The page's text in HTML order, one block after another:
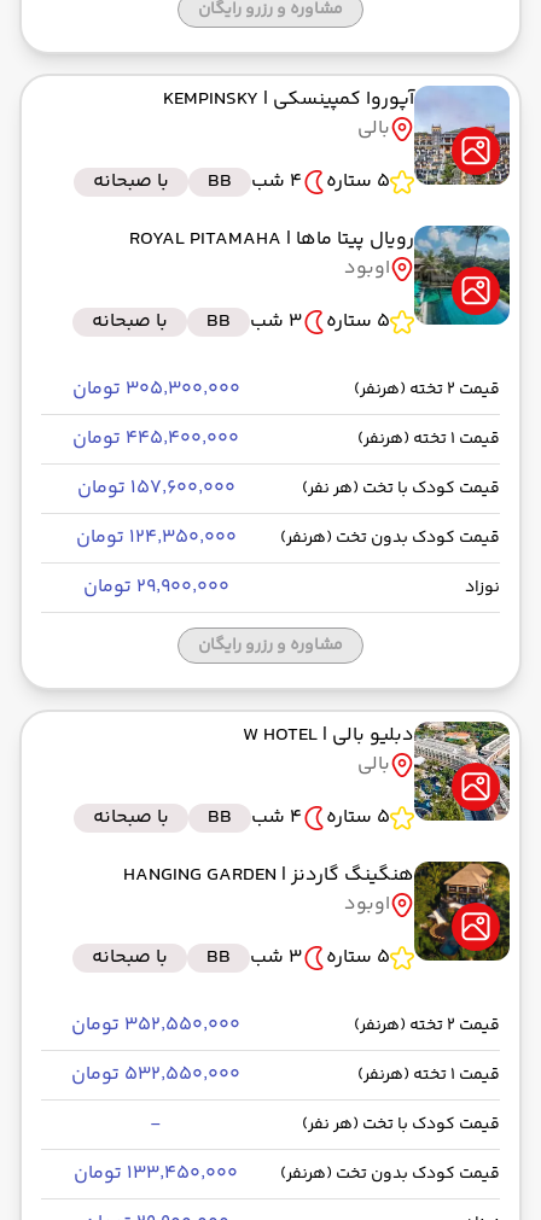
مشاوره و رزرو رایگان
آپوروا کمپینسکی | KEMPINSKY
بالی
5 ستاره
4 شب BB
با صبحانه
رویال پیتا ماها | ROYAL PITAMAHA
اوبود
5 ستاره
3 شب BB با صبحانه
قیمت 2 تخته (هرنفر) ۳۰۵٬۳۰۰٬۰۰۰ تومان
قیمت 1 تخته (هرنفر) ۴۴۵٬۴۰۰٬۰۰۰ تومان
قیمت کودک با تخت (هر نفر) ۱۵۷٬۶۰۰٬۰۰۰ تومان
قیمت کودک بدون تخت (هرنفر) ۱۲۴٬۳۵۰٬۰۰۰ تومان
نوزاد ۲۹٬۹۰۰٬۰۰۰ تومان
مشاوره و رزرو رایگان
دبلیو بالی | W HOTEL
بالی
5 ستاره
4 شب BB
با صبحانه
هنگینگ گاردنز| HANGING GARDEN
اوبود
5 ستاره
3 شب BB با صبحانه
قیمت 2 تخته (هرنفر) ۳۵۲٬۵۵۰٬۰۰۰ تومان
قیمت 1 تخته (هرنفر) ۵۳۲٬۵۵۰٬۰۰۰ تومان
قیمت کودک با تخت (هر نفر) -
قیمت کودک بدون تخت (هرنفر) ۱۳۳٬۴۵۰٬۰۰۰ تومان